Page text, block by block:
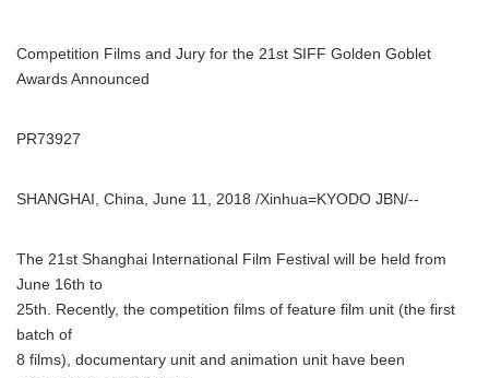
Competition Films and Jury for the 21st SIFF Golden Goblet
Awards Announced
PR73927
SHANGHAI, China, June 11, 2018 /Xinhua=KYODO JBN/--
The 21st Shanghai International Film Festival will be held from
June 16th to
25th. Recently, the competition films of feature film unit (the first
batch of
8 films), documentary unit and animation unit have been